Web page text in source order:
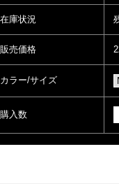
在庫状況
販売価格
カラー/サイズ
購入数